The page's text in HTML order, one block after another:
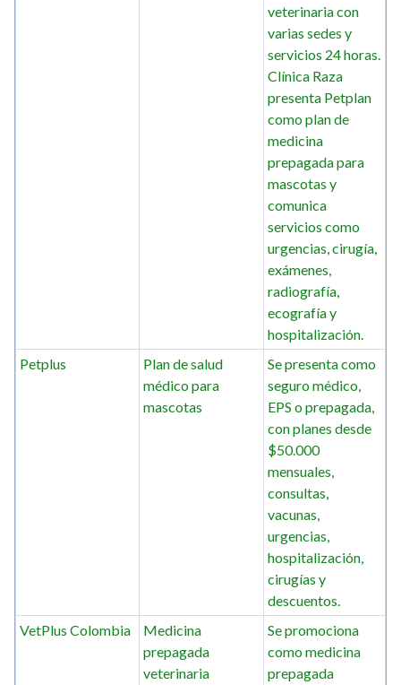
veterinaria con
varias sedes y
servicios 24 horas.
Clínica Raza
presenta Petplan
como plan de
medicina
prepagada para
mascotas y
comunica
servicios como
urgencias, cirugía,
exámenes,
radiografía,
ecografía y
hospitalización.
Petplus
Plan de salud
médico para
mascotas
Se presenta como
seguro médico,
EPS o prepagada,
con planes desde
$50.000
mensuales,
consultas,
vacunas,
urgencias,
hospitalización,
cirugías y
descuentos.
VetPlus Colombia
Medicina
prepagada
veterinaria
Se promociona
como medicina
prepagada